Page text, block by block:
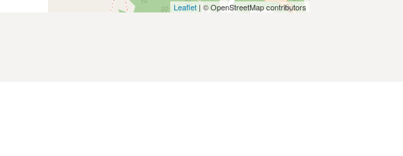
Leaflet| © OpenStreetMap contributors